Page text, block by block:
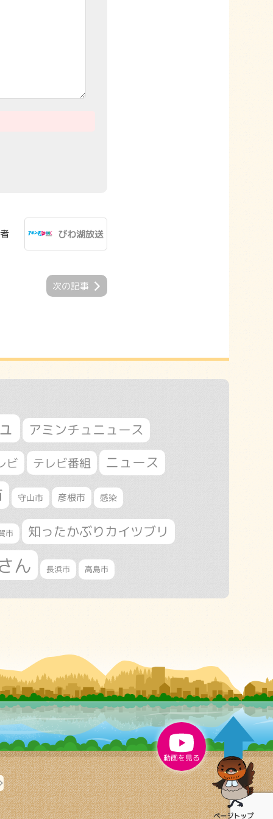
びわ湖放送
次の記事
動画を見る
アミンチュニュース
ビ テレビ番組 ニュース
守山市 彦根市 感染
市 知ったかぶりカイツブリ
ん 長浜市 高島市
ページトップ